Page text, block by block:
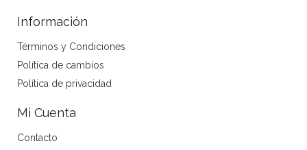
Información
Términos y Condiciones
Política de cambios
Política de privacidad
Mi Cuenta
Contacto